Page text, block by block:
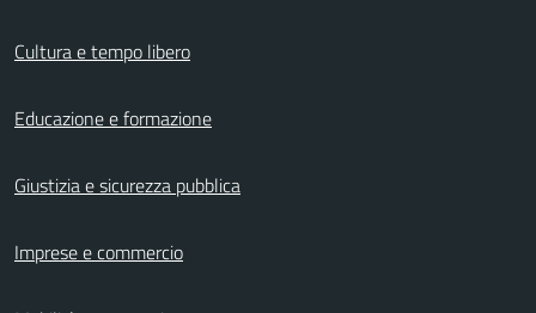
Cultura e tempo libero
Educazione e formazione
Giustizia e sicurezza pubblica
Imprese e commercio